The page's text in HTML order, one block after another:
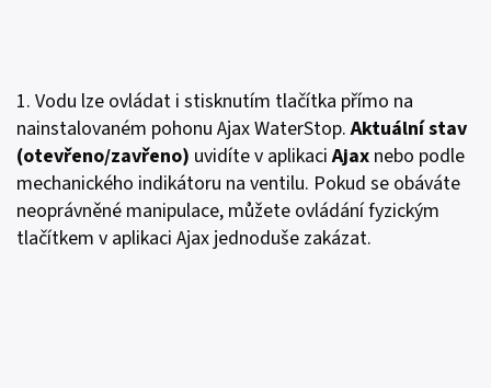
1. Vodu lze ovládat i stisknutím tlačítka přímo na
nainstalovaném pohonu Ajax WaterStop.Aktuální stav
(otevřeno/zavřeno) uvidíte v aplikaciAjax nebo podle
mechanického indikátoru na ventilu. Pokud se obáváte
neoprávněné manipulace, můžete ovládání fyzickým
tlačítkem v aplikaci Ajax jednoduše zakázat.